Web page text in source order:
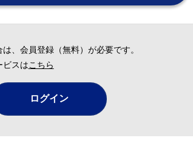
、会員登録（無料）が必要です。
ビスはこちら
ログイン